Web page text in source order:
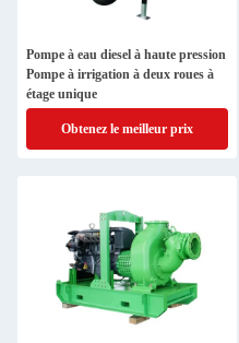
Pompe à eau diesel à haute pression
Pompe à irrigation à deux roues à
étage unique
Obtenez le meilleur prix